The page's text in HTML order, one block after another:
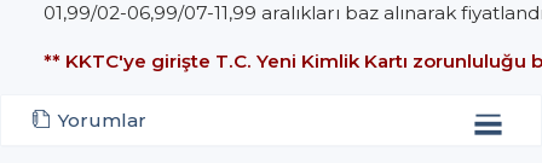
01,99/02-06,99/07-11,99 aralıkları baz alınarak
** KKTC'ye girişte T.C. Yeni Kimlik Kartı zorunluluğu
Yorumlar